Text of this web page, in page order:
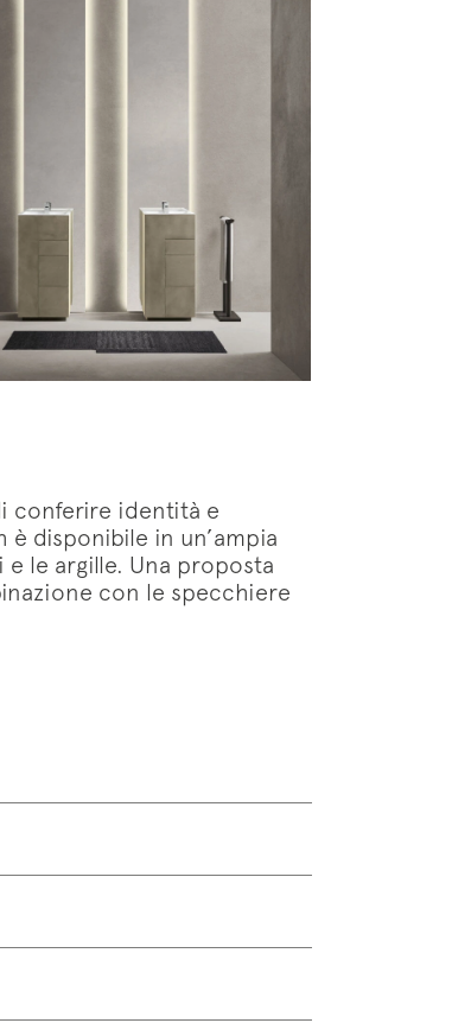
conferire identità e
disponibile in un’ampia
le argille. Una proposta
con le specchiere